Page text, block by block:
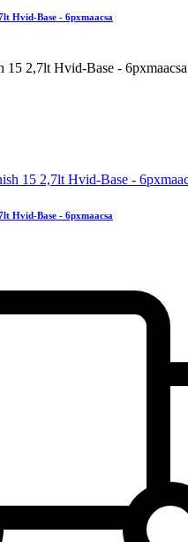
Hvid-Base - 6pxmaacsa
15 2,7lt Hvid-Base - 6pxmaacsa
Hvid-Base - 6pxmaacsa